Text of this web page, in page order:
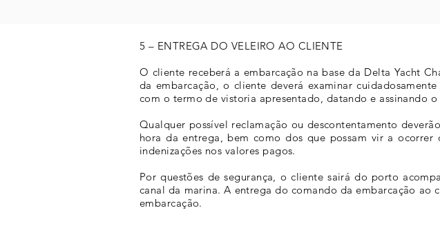
5 – ENTREGA DO VELEIRO AO CLIENTE
O cliente receberá a embarcação na base da Delta Yacht
da embarcação, o cliente deverá examinar
com o termo de vistoria apresentado, datando e assinando o
Qualquer possível reclamação ou descontentamento
hora da entrega, bem como dos que possam vir a
indenizações nos valores pagos.
Por questões de segurança, o cliente sairá do porto
canal da marina. A entrega do comando da embarcação
embarcação.